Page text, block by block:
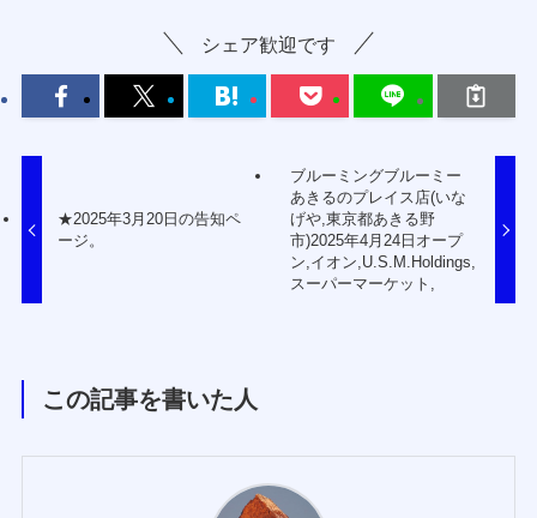
シェア歓迎です
★2025年3月20日の告知ペ
ージ。
ブルーミングブルーミー
あきるのプレイス店(いな
げや,東京都あきる野
市)2025年4月24日オープ
ン,イオン,U.S.M.Holdings,
スーパーマーケット,
この記事を書いた人